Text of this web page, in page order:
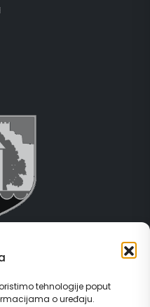
tehnologije poput
o uređaju.